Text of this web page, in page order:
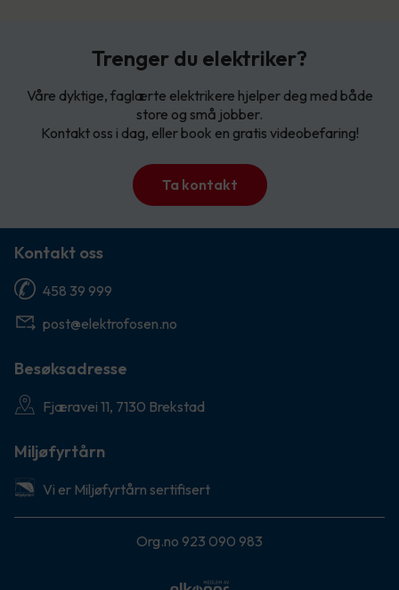
Trenger du elektriker?
Våre dyktige, faglærte elektrikere hjelper deg med både
store og små jobber.
Kontakt oss i dag, eller book en gratis videobefaring!
Ta kontakt
Kontakt oss
458 39 999
post@elektrofosen.no
Besøksadresse
Fjæravei 11, 7130 Brekstad
Miljøfyrtårn
Vi er Miljøfyrtårn sertifisert
Org.no 923 090 983